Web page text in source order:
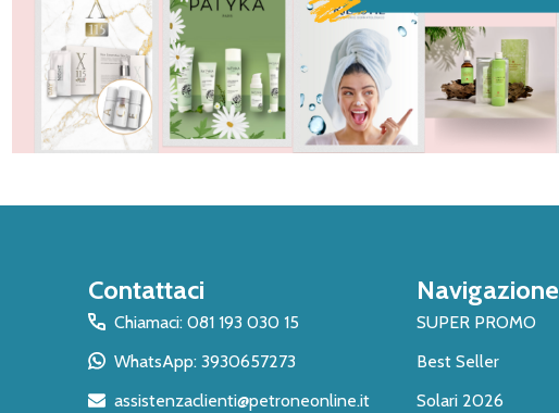
Contattaci
Chiamaci: 081 193 030 15
WhatsApp: 3930657273
assistenzaclienti@petroneonline.it
Navigazione
SUPER PROMO
Best Seller
Solari 2026